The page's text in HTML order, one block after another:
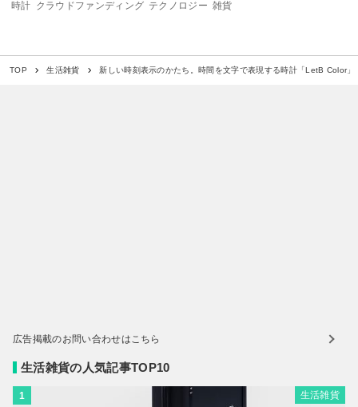
時計 クラウドファンディング テクノロジー 雑貨
TOP 生活雑貨 新しい時刻表示のかたち。時間を文字で表現する時計「LetB Color」
広告掲載のお問い合わせはこちら
生活雑貨の人気記事TOP10
1 生活雑貨